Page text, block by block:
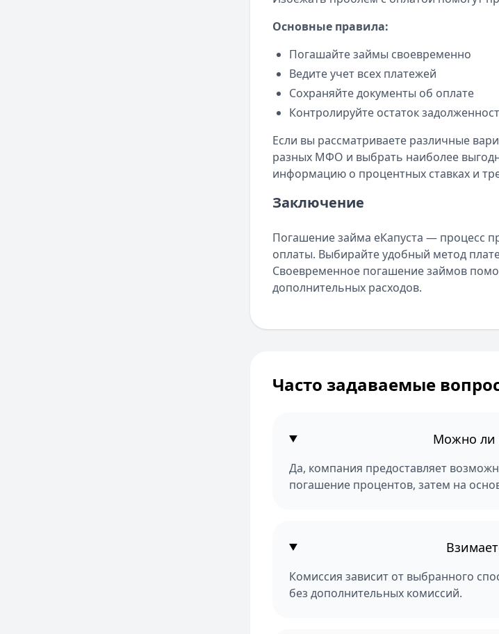
Основные правила:
Погашайте займы своевременно
Ведите учет всех платежей
Сохраняйте документы об оплате
Контролируйте остаток
Если вы рассматриваете различные
разных МФО и выбрать наиболее
информацию о процентных ставках и
Заключение
Погашение займа еКапуста — процесс
оплаты. Выбирайте удобный метод
Своевременное погашение займов
дополнительных расходов.
Часто задаваемые
Можно ли
Да, компания предоставляет
погашение процентов, затем на
Комиссия зависит от выбранного
без дополнительных комиссий.